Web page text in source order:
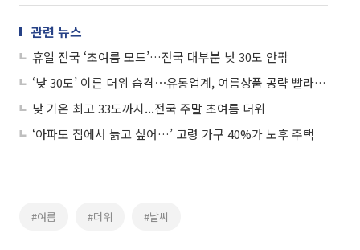
관련 뉴스
휴일 전국 ‘초여름 모드’…전국 대부분 낮 30도 안팎
‘낮 30도’ 이른 더위 습격⋯유통업계, 여름상품 공략 빨라졌다
낮 기온 최고 33도까지...전국 주말 초여름 더위
‘아파도 집에서 늙고 싶어…’ 고령 가구 40%가 노후 주택
#여름 #더위 #날씨